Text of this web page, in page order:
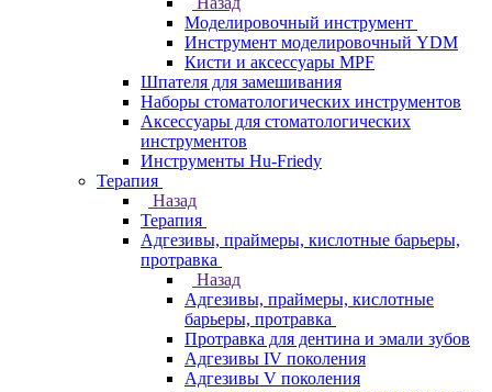
Моделировочный инструмент
Инструмент моделировочный YDM
Кисти и аксессуары MPF
Шпателя для замешивания
Наборы стоматологических инструментов
Аксессуары для стоматологических
инструментов
Инструменты Hu-Friedy
Терапия
Назад
Терапия
Адгезивы, праймеры, кислотные барьеры,
протравка
Назад
Адгезивы, праймеры, кислотные
барьеры, протравка
Протравка для дентина и эмали зубов
Адгезивы IV поколения
Адгезивы V поколения